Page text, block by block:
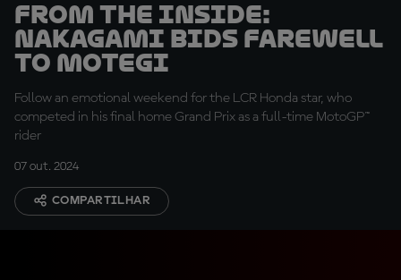
From the Inside:
Nakagami bids farewell
to Motegi
Follow an emotional weekend for the LCR Honda star, who
competed in his final home Grand Prix as a full-time MotoGP™
rider
07 out. 2024
COMPARTILHAR